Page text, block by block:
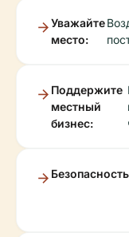
Уважайте
место:
Поддержите
местный
бизнес: